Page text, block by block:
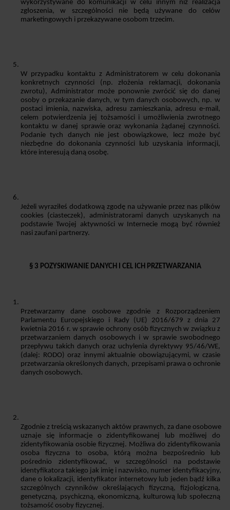
wykorzystywane do komunikacji w celu innym niż realizacja
zgłoszenia, w szczególności nie będą używane do celów
marketingowych i przekazywane osobom trzecim.
W przypadku kontaktu z Administratorem w celu dokonania
konkretnych czynności (np. złożenia reklamacji, dokonania
zwrotu), Administrator może ponownie zwrócić się do danej
osoby o przekazanie danych, w tym danych osobowych, np. w
postaci imienia, nazwiska, adresu zamieszkania, adresu e-mail,
celem potwierdzenia jej tożsamości i umożliwienia zwrotnego
kontaktu w danej sprawie oraz wykonania żądanej czynności.
Podanie tych danych nie jest obowiązkowe, lecz może być
niezbędne do dokonania czynności lub uzyskania informacji,
które interesują daną osobę.
Jeżeli wyraziłeś dodatkową zgodę na używanie przez nas plików
cookies (ciasteczek), administratorami danych uzyskanych na
podstawie Twojej aktywności w Internecie mogą być również
nasi zaufani partnerzy.
§ 3 POZYSKIWANIE DANYCH I CEL ICH PRZETWARZANIA
Przetwarzamy dane osobowe zgodnie z Rozporządzeniem
Parlamentu Europejskiego i Rady (UE) 2016/679 z dnia 27
kwietnia 2016 r. w sprawie ochrony osób fizycznych w związku z
przetwarzaniem danych osobowych i w sprawie swobodnego
przepływu takich danych oraz uchylenia dyrektywy 95/46/WE,
(dalej: RODO) oraz innymi aktualnie obowiązującymi, w czasie
przetwarzania określonych danych, przepisami prawa o ochronie
danych osobowych.
Zgodnie z treścią wskazanych aktów prawnych, za dane osobowe
uznaje się informacje o zidentyfikowanej lub możliwej do
zidentyfikowania osobie fizycznej. Możliwa do zidentyfikowania
osoba fizyczna to osoba, którą można bezpośrednio lub
pośrednio zidentyfikować, w szczególności na podstawie
identyfikatora takiego jak imię i nazwisko, numer identyfikacyjny,
dane o lokalizacji, identyfikator internetowy lub jeden bądź kilka
szczególnych czynników określających fizyczną, fizjologiczną,
genetyczną, psychiczną, ekonomiczną, kulturową lub społeczną
tożsamość osoby fizycznej.